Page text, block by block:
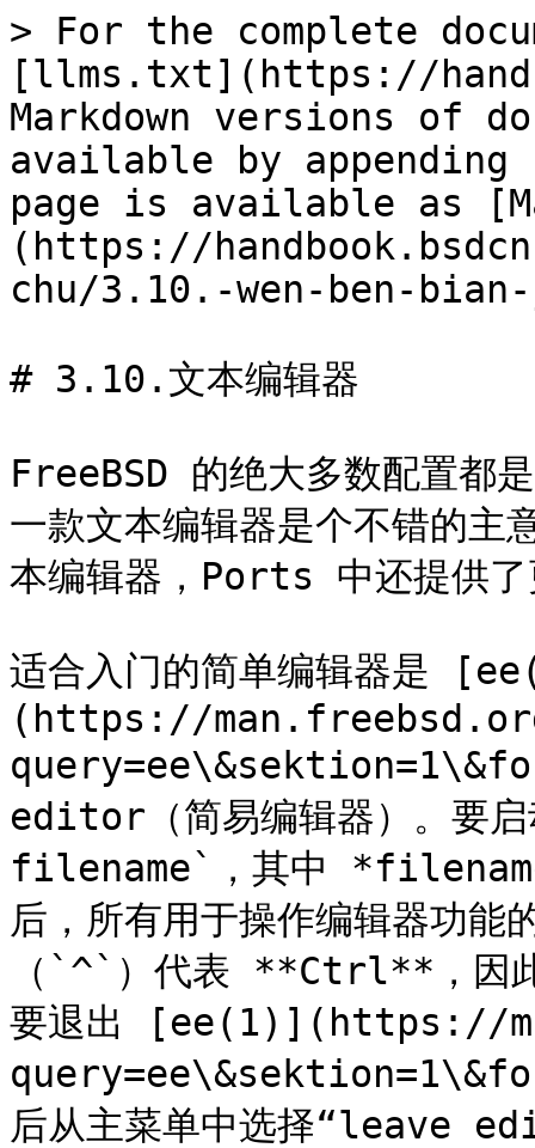
> For the complete
[llms.txt](https://
Markdown versions of
available by
page is available as
(https://
chu/3.10.-wen-ben-
# 3.10.文本编辑器
FreeBSD 的绝大多数配置都
一款文本编辑器是个不错的主
本编辑器，Ports 中还提供了
适合入门的简单编辑器是
(https://
editor（简易编辑器）。要
filename`，其中
后，所有用于操作编辑器功能
（`^`）代表 **Ctrl**，
要退出 [ee(1)](https://
后从主菜单中选择“leave